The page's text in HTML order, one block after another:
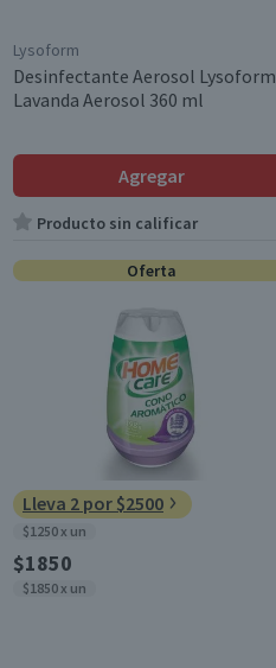
Lysoform
Desinfectante Aerosol Lysoform
Lavanda Aerosol 360 ml
Agregar
Producto sin calificar
Oferta
Lleva 2 por $2500
$1250 x un
$1850
$1850 x un